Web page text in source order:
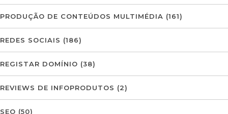
PRODUÇÃO DE CONTEÚDOS MULTIMÉDIA (161)
REDES SOCIAIS (186)
REGISTAR DOMÍNIO (38)
REVIEWS DE INFOPRODUTOS (2)
SEO (50)